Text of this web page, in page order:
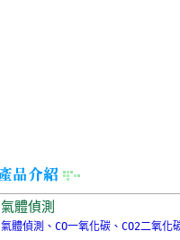
氣體偵測
氣體偵測、CO一氧化碳、CO2二氧